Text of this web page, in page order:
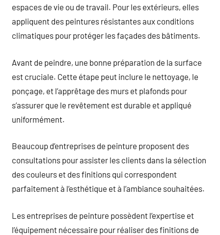
espaces de vie ou de travail. Pour les extérieurs, elles
appliquent des peintures résistantes aux conditions
climatiques pour protéger les façades des bâtiments.
Avant de peindre, une bonne préparation de la surface
est cruciale. Cette étape peut inclure le nettoyage, le
ponçage, et l’apprêtage des murs et plafonds pour
s’assurer que le revêtement est durable et appliqué
uniformément.
Beaucoup d’entreprises de peinture proposent des
consultations pour assister les clients dans la sélection
des couleurs et des finitions qui correspondent
parfaitement à l’esthétique et à l’ambiance souhaitées.
Les entreprises de peinture possèdent l’expertise et
l’équipement nécessaire pour réaliser des finitions de